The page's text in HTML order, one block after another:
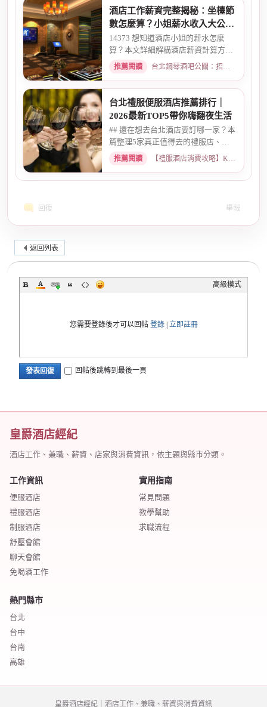
酒店工作薪資完整揭秘：坐檯節
數怎麼算？小姐薪水收入大公開
｜2026最新
14373 想知道酒店小姐的薪水怎麼
算？本文詳細解構酒店薪資計算方
式，從「坐檯節數」的基本概念、...
推薦閱讀 台北鋼琴酒吧公關：招募條件與工作環境介紹 · 2026-03-09
台北禮服便服酒店推薦排行｜
2026最新TOP5帶你嗨翻夜生活
## 還在想去台北酒店要訂哪一家？本
篇整理5家真正值得去的禮服店、便
服店，從氣氛、小姐素質、消...
推薦閱讀 【禮服酒店消費攻略】KTV喝酒娛樂、價格試算 · 2026-05-08
回復 舉報
返回列表
高級模式
您需要登錄後才可以回帖 登錄| 立即註冊
發表回復 回帖後跳轉到最後一頁
皇爵酒店經紀
酒店工作、兼職、薪資、店家與消費資訊，依主題與縣市分類。
工作資訊
便服酒店
禮服酒店
制服酒店
舒壓會館
聊天會館
免喝酒工作
實用指南
常見問題
教學幫助
求職流程
熱門縣市
台北
台中
台南
高雄
皇爵酒店經紀｜酒店工作、兼職、薪資與消費資訊